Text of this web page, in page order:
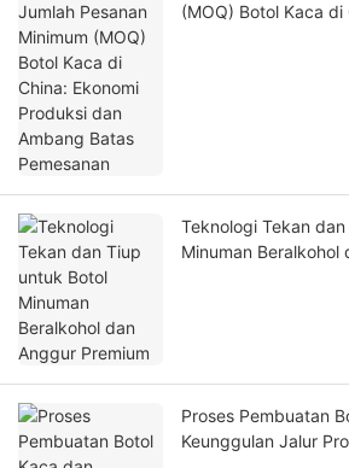
(MOQ) Botol Kaca di
Teknologi Tekan
Minuman Beralkohol
Proses Pembuatan
Keunggulan Jalur